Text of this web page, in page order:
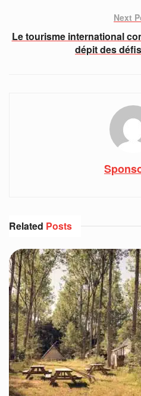
Next
Le tourisme international
dépit des
Related Posts